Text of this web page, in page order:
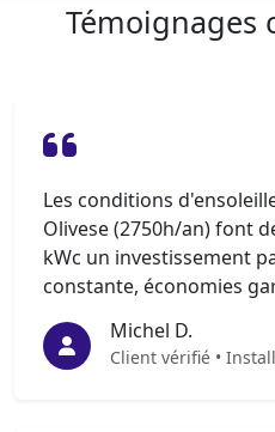
Témoignages
Les conditions
Olivese (2750h/an) font
kWc un investissement
constante, économies
Michel D.
Client vérifié •